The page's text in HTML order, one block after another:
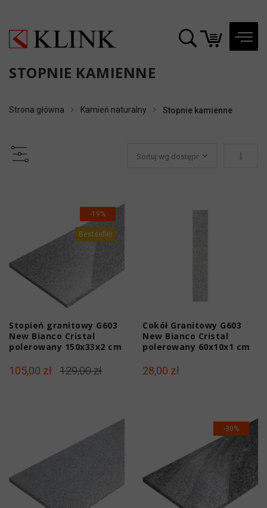
STOPNIE KAMIENNE
Strona główna Kamień naturalny Stopnie kamienne
-19%
Bestseller
Stopień granitowy G603
New Bianco Cristal
polerowany 150x33x2 cm
105,00 zł 129,00 zł
Cokół Granitowy G603
New Bianco Cristal
polerowany 60x10x1 cm
28,00 zł
-30%